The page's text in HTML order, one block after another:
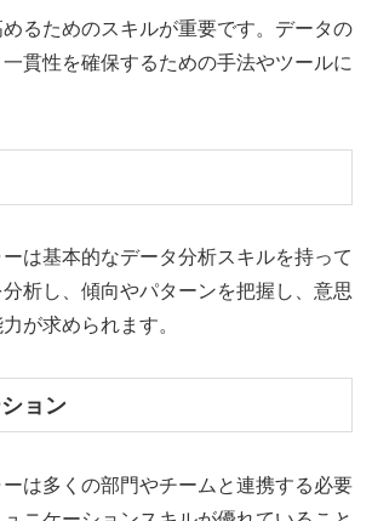
るためのスキルが重要です。データの
貫性を確保するための手法やツールに
は基本的なデータ分析スキルを持って
析し、傾向やパターンを把握し、意思
が求められます。
ョン
は多くの部門やチームと連携する必要